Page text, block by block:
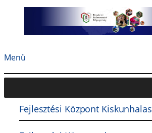
Menü
Fejlesztési Központ Kiskunhalas